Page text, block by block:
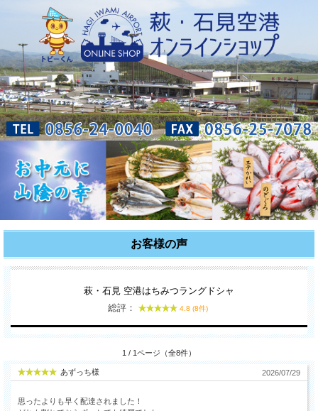
お客様の声
萩・石見 空港はちみつラングドシャ
総評：
4.8 (8件)
1 / 1ページ（全8件）
あずっち様 2026/07/29
思ったよりも早く配達されました！